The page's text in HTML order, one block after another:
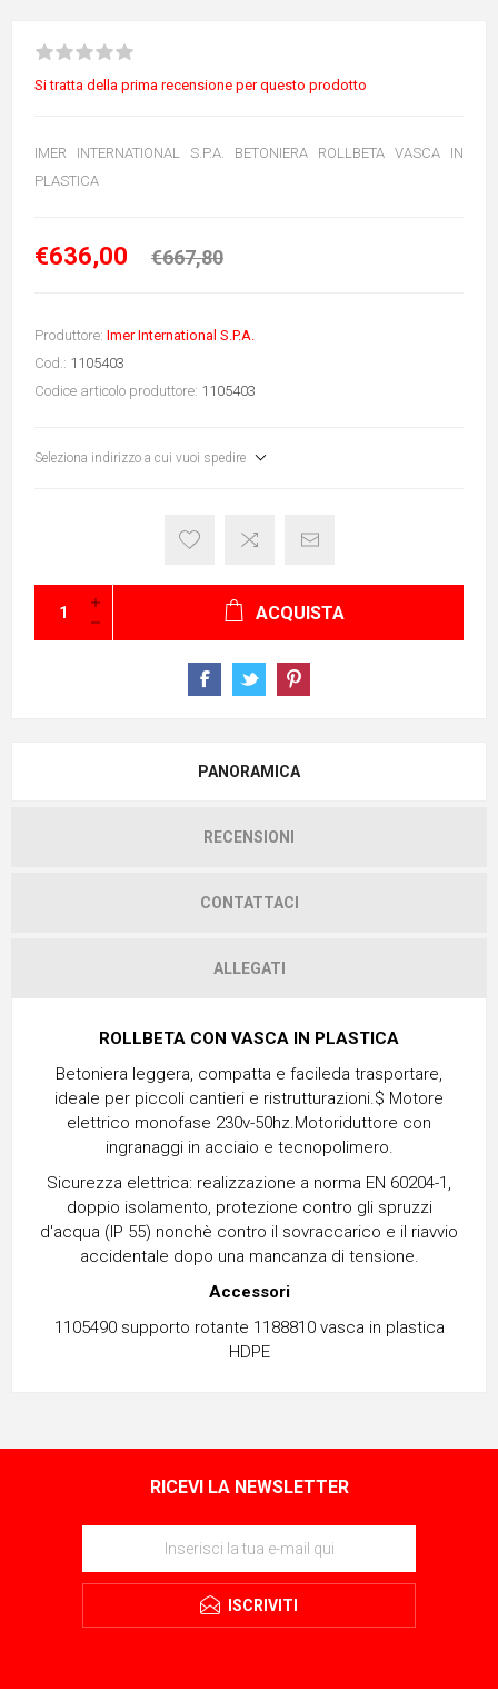
Si tratta della prima recensione per questo prodotto
IMER INTERNATIONAL S.P.A. BETONIERA ROLLBETA VASCA IN
PLASTICA
€636,00 €667,80
Produttore: Imer International S.P.A.
Cod.: 1105403
Codice articolo produttore: 1105403
Seleziona indirizzo a cui vuoi spedire
ACQUISTA
PANORAMICA
RECENSIONI
CONTATTACI
ALLEGATI
ROLLBETA CON VASCA IN PLASTICA
Betoniera leggera, compatta e facileda trasportare,
ideale per piccoli cantieri e ristrutturazioni.$ Motore
elettrico monofase 230v-50hz.Motoriduttore con
ingranaggi in acciaio e tecnopolimero.
Sicurezza elettrica: realizzazione a norma EN 60204-1,
doppio isolamento, protezione contro gli spruzzi
d'acqua (IP 55) nonchè contro il sovraccarico e il riavvio
accidentale dopo una mancanza di tensione.
Accessori
1105490 supporto rotante 1188810 vasca in plastica
HDPE
RICEVI LA NEWSLETTER
ISCRIVITI